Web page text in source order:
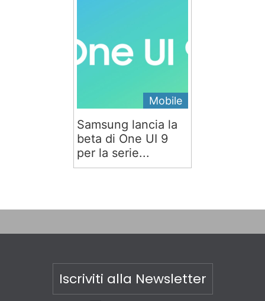
Mobile
Samsung lancia la
beta di One UI 9
per la serie...
Iscriviti alla Newsletter